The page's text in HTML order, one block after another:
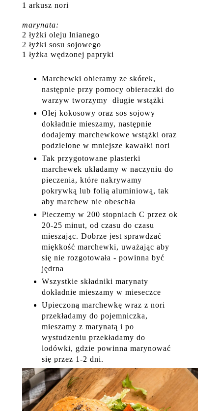
1 arkusz nori
marynata:
2 łyżki oleju lnianego
2 łyżki sosu sojowego
1 łyżka wędzonej papryki
Marchewki obieramy ze skórek,
następnie przy pomocy obieraczki do
warzyw tworzymy długie wstążki
Olej kokosowy oraz sos sojowy
dokładnie mieszamy, następnie
dodajemy marchewkowe wstążki oraz
podzielone w mniejsze kawałki nori
Tak przygotowane plasterki
marchewek układamy w naczyniu do
pieczenia, które nakrywamy
pokrywką lub folią aluminiową, tak
aby marchew nie obeschła
Pieczemy w 200 stopniach C przez ok
20-25 minut, od czasu do czasu
mieszając. Dobrze jest sprawdzać
miękkość marchewki, uważając aby
się nie rozgotowała - powinna być
jędrna
Wszystkie składniki marynaty
dokładnie mieszamy w mieseczce
Upieczoną marchewkę wraz z nori
przekładamy do pojemniczka,
mieszamy z marynatą i po
wystudzeniu przekładamy do
lodówki, gdzie powinna marynować
się przez 1-2 dni.